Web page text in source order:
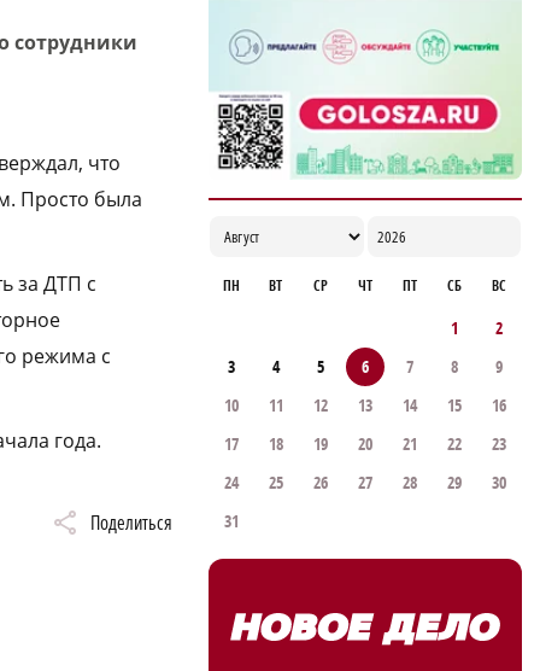
сотрудники
что
Просто была
за ДТП с
режима с
года.
Поделиться
дроны для контроля сброса мусора
18:37
ПН ВТ СР ЧТ ПТ СБ ВС
1
2
3
4 5 6 7 8
9
10
11 12 13 14 15
16
17
18 19 20 21 22
23
24
25 26 27 28 29
30
31